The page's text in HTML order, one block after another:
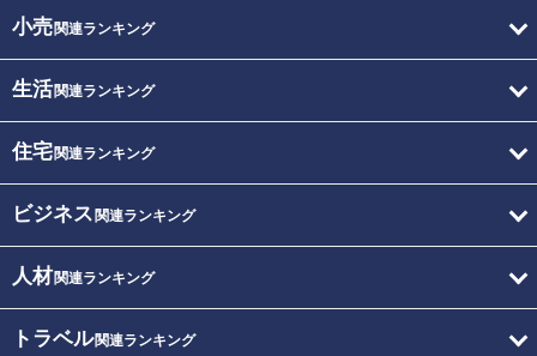
小売関連ランキング
生活関連ランキング
住宅関連ランキング
ビジネス 関連ランキング
人材関連ランキング
トラベル関連ランキング